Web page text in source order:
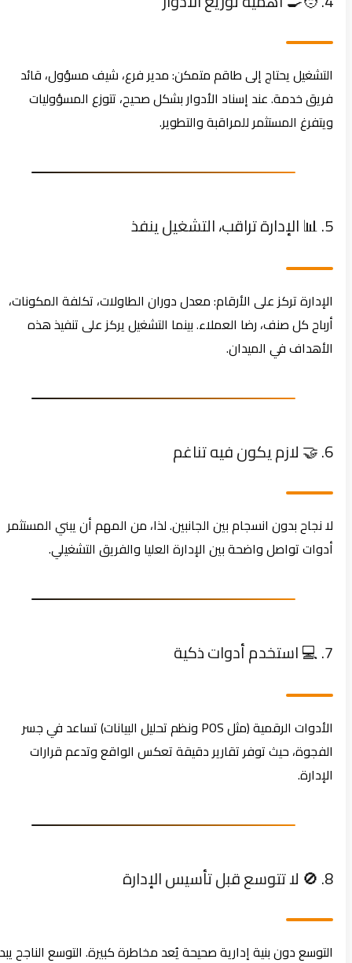
التشغيل يحتاج إلى طاقم متمكن: مدير فرع، شيف مسؤول، قائد
فريق خدمة. عند إسناد الأدوار بشكل صحيح، تتوزع المسؤوليات
ويتفرغ المستثمر للمراقبة والتطوير.
الإدارة تركز على الأرقام: معدل دوران الطاولات، تكلفة المكونات،
أرباح كل صنف، رضا العملاء. بينما التشغيل يركز على تنفيذ هذه
الأهداف في الميدان.
لا نجاح بدون انسجام بين الجانبين. لذا، من المهم أن يبني المستثمر
أدوات تواصل واضحة بين الإدارة العليا والفريق التشغيلي.
الأدوات الرقمية (مثل POS ونظم تحليل البيانات) تساعد في جسر
الفجوة، حيث توفر تقارير دقيقة تعكس الواقع وتدعم قرارات
الإدارة.
التوسع دون بنية إدارية صحيحة يُعد مخاطرة كبيرة. التوسع الناجح يبدأ